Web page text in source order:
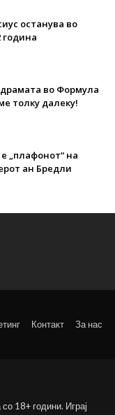
останува во
година
во Формула
толку далеку!
„плафонот“ на
ан Бредли
Контакт За нас
18+ години. Играј